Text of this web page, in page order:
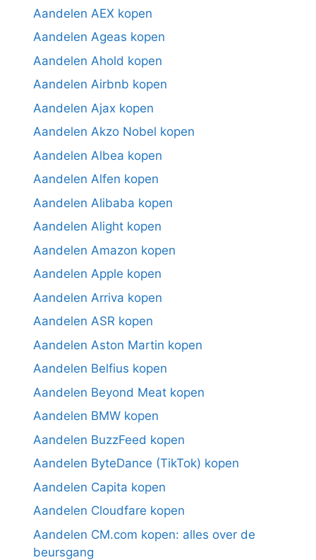
Aandelen AEX kopen
Aandelen Ageas kopen
Aandelen Ahold kopen
Aandelen Airbnb kopen
Aandelen Ajax kopen
Aandelen Akzo Nobel kopen
Aandelen Albea kopen
Aandelen Alfen kopen
Aandelen Alibaba kopen
Aandelen Alight kopen
Aandelen Amazon kopen
Aandelen Apple kopen
Aandelen Arriva kopen
Aandelen ASR kopen
Aandelen Aston Martin kopen
Aandelen Belfius kopen
Aandelen Beyond Meat kopen
Aandelen BMW kopen
Aandelen BuzzFeed kopen
Aandelen ByteDance (TikTok) kopen
Aandelen Capita kopen
Aandelen Cloudfare kopen
Aandelen CM.com kopen: alles over de
beursgang